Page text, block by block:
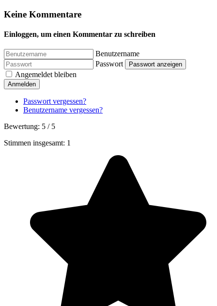
Keine Kommentare
Einloggen, um einen Kommentar zu schreiben
Benutzername
Passwort
Passwort anzeigen
Angemeldet bleiben
Anmelden
Passwort vergessen?
Benutzername vergessen?
Bewertung: 5 / 5
Stimmen insgesamt: 1